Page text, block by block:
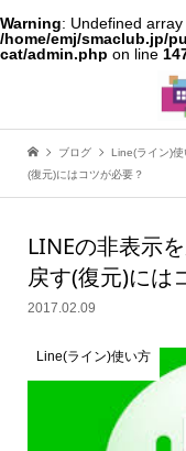
Warning: Undefined
/home/emj/smaclub.jp/
cat/admin.php on line
ブログ Line(ライン)使
(復元)にはコツが必要？
LINEの非表示
戻す(復元)には
2017.02.09
Line(ライン)使い方